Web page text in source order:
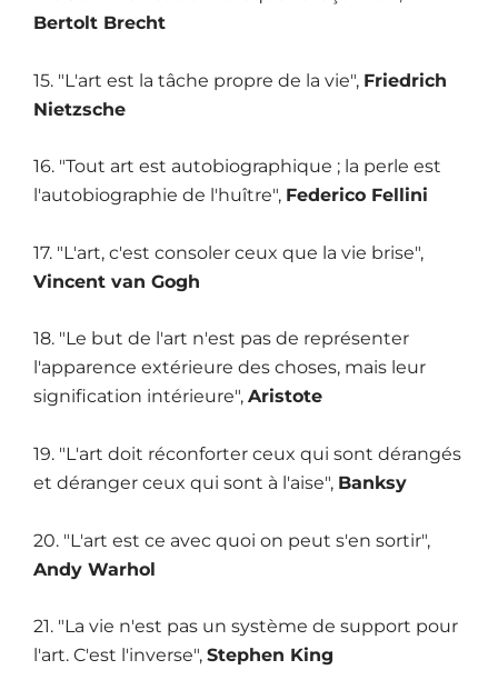
Bertolt Brecht
15. "L'art est la tâche propre de la vie", Friedrich
Nietzsche
16. "Tout art est autobiographique ; la perle est
l'autobiographie de l'huître", Federico Fellini
17. "L'art, c'est consoler ceux que la vie brise",
Vincent van Gogh
18. "Le but de l'art n'est pas de représenter
l'apparence extérieure des choses, mais leur
signification intérieure", Aristote
19. "L'art doit réconforter ceux qui sont dérangés
et déranger ceux qui sont à l'aise", Banksy
20. "L'art est ce avec quoi on peut s'en sortir",
Andy Warhol
21. "La vie n'est pas un système de support pour
l'art. C'est l'inverse", Stephen King